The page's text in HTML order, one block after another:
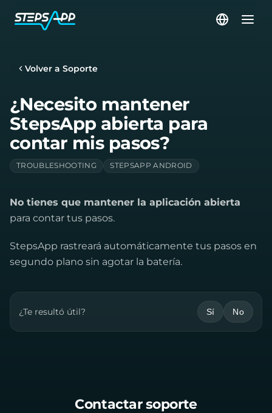
Volver a Soporte
¿Necesito mantener
StepsApp abierta para
contar mis pasos?
TROUBLESHOOTING STEPSAPP ANDROID
No tienes que mantener la aplicación abierta
para contar tus pasos.
StepsApp rastreará automáticamente tus pasos en
segundo plano sin agotar la batería.
¿Te resultó útil? Sí No
Contactar soporte